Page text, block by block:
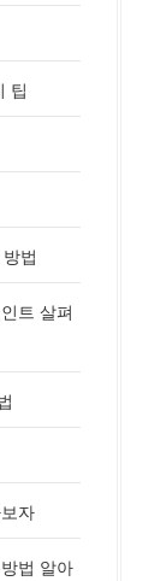
팁
법
트 살펴
자
법 알아